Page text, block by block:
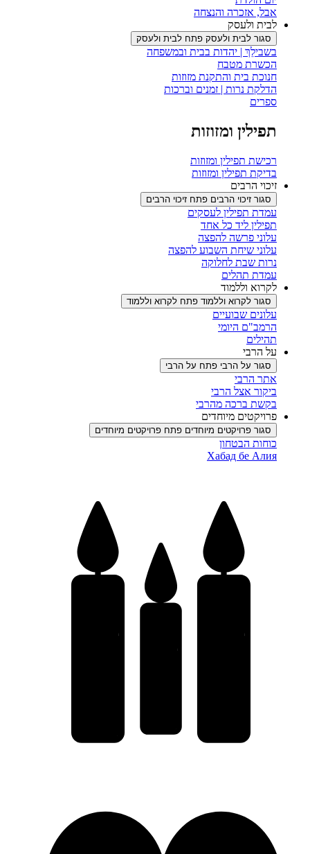
אבל, אזכרה והנצחה
לבית ולעסק
סגור לבית ולעסק פתח לבית ולעסק
בשבילֵךְ | יהדות בבית ובמשפחה
הכשרת מטבח
חנוכת בית והתקנת מזוזות
הדלקת נרות | זמנים וברכות
ספרים
תפילין ומזוזות
רכישת תפילין ומזוזות
בדיקת תפילין ומזוזות
זיכוי הרבים
סגור זיכוי הרבים פתח זיכוי הרבים
עמדת תפילין לעסקים
תפילין ליד כל אחד
עלוני פרשה להפצה
עלוני שיחת השבוע להפצה
נרות שבת לחלוקה
עמדת תהלים
לקרוא וללמוד
סגור לקרוא וללמוד פתח לקרוא וללמוד
עלונים שבועיים
הרמב"ם היומי
תהילים
על הרבי
סגור על הרבי פתח על הרבי
אתר הרבי
ביקור אצל הרבי
בקשת ברכה מהרבי
פרויקטים מיוחדים
סגור פרויקטים מיוחדים פתח פרויקטים מיוחדים
כוחות הבטחון
Хабад бе Алия